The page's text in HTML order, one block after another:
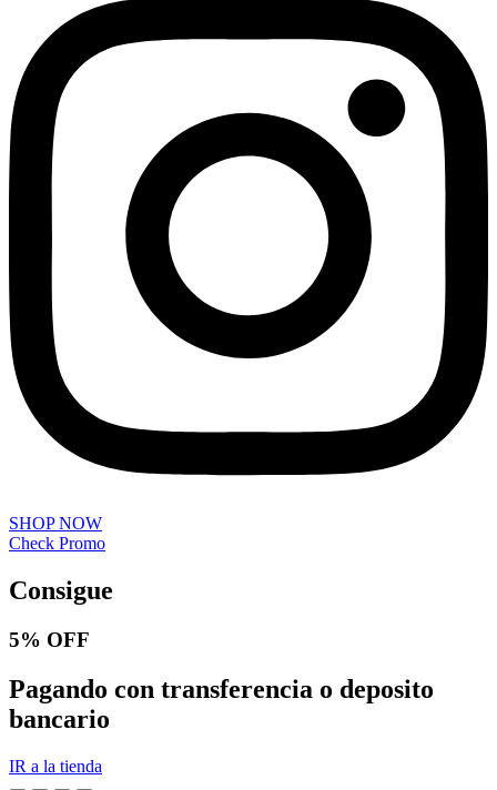
SHOP NOW
Check Promo
Consigue
5% OFF
Pagando con transferencia o deposito
bancario
IR a la tienda